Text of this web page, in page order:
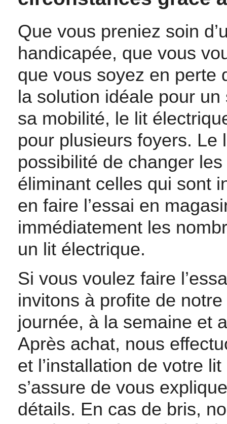
Que vous preniez soin
handicapée, que vous
que vous soyez en perte
la solution idéale pour
sa mobilité, le lit
pour plusieurs foyers. Le
possibilité de changer
éliminant celles qui sont
en faire l’essai en
immédiatement les
un lit électrique.
Si vous voulez faire
invitons à profite de
journée, à la semaine et
Après achat, nous
et l’installation de votre
s’assure de vous
détails. En cas de bris,